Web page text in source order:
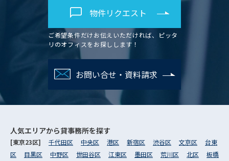
物件リクエスト
ご希望条件だけお伝えいただければ、ピッタ
リのオフィスをお探しします！
お問い合せ・資料請求
人気エリアから貸事務所を探す
[東京23区] 千代田区 中央区 港区 新宿区 渋谷区 文京区
台東
区
目黒区 中野区 世田谷区 江東区 墨田区 荒川区 北区
板橋